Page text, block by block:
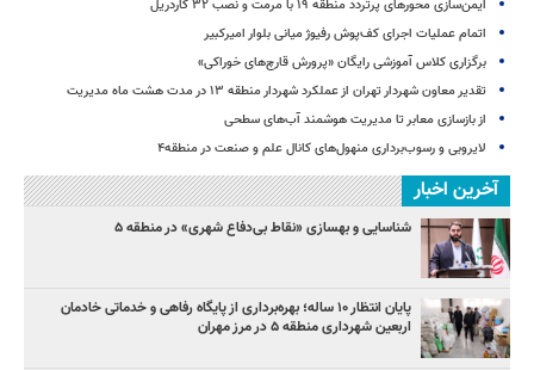
ایمن‌سازی محورهای پرتردد منطقه ۱۹ با مرمت و نصب ۳۲ گاردریل
اتمام عملیات اجرای کف‌پوش رفیوژ میانی بلوار امیرکبیر
برگزاری کلاس آموزشی رایگان «پرورش قارچ‌های خوراکی»
تقدیر معاون شهردار تهران از عملکرد شهردار منطقه ۱۳ در مدت هشت ماه مدیریت
از بازسازی معابر تا مدیریت هوشمند آب‌های سطحی
لایروبی و رسوب‌برداری منهول‌های کانال علم و صنعت در منطقه۴
آخرین اخبار
شناسایی و بهسازی «نقاط بی‌دفاع شهری» در منطقه ۵
پایان انتظار ۱۰ ساله؛ بهره‌برداری از پایگاه رفاهی و خدماتی خادمان
اربعین شهرداری منطقه ۵ در مرز مهران